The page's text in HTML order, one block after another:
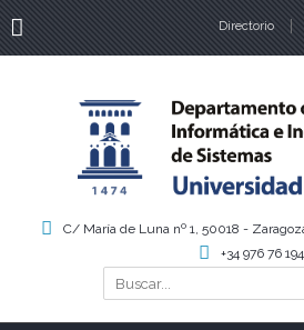
Directorio
Formulario de búsqueda
Buscar
C/ María de Luna nº 1, 50018 -
+34 976 76